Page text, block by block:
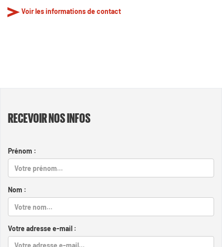
Voir les informations de contact
RECEVOIR NOS INFOS
Prénom :
Nom :
Votre adresse e-mail :